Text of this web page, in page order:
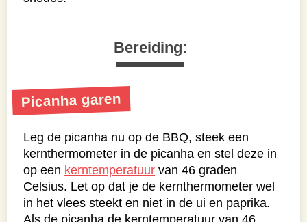
Bereiding:
Picanha garen
Leg de picanha nu op de BBQ, steek een
kernthermometer in de picanha en stel deze in
op een kerntemperatuur van 46 graden
Celsius. Let op dat je de kernthermometer wel
in het vlees steekt en niet in de ui en paprika.